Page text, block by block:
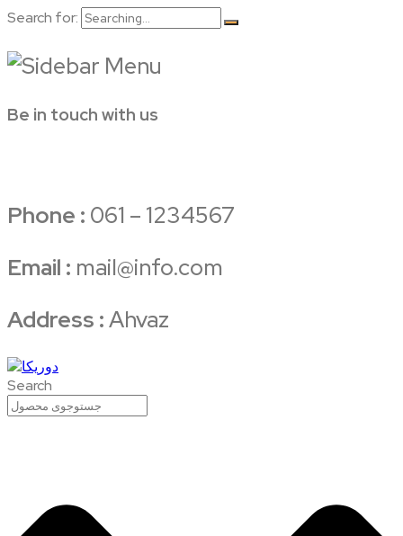
Search for:
Be in touch with us
Phone : 061 – 1234567
Email : mail@info.com
Address :Ahvaz
Search